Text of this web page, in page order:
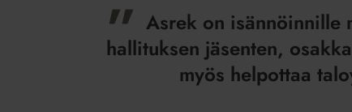
Asrek on isännöinnille
hallituksen jäsenten,
myös helpottaa